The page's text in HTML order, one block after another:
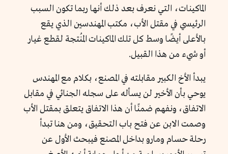
الماكينات، التي نعرف بعد ذلك أنها ربما تكون السبب
الرئيسي في مقتل الأب، مكتب المهندسين الذي يقع
بالأعلى أيضًا وسط كل تلك الماكينات المُنتجة لقطع غيار
أو شيء من هذا القبيل.
يبدأ الأخ الكبير مقابلته في المصنع، بكلام مع المهندس
يوحي بأن الأخير لن يسأله على سجله الجنائي في مقابل
الاتفاق، ونفهم ضمنًا أن هذا الاتفاق يتعلق بمقتل الأب
وصمت الابن عن فتح باب التحقيق، ومن هنا تبدأ
رحلة حسام ومارو بداخل المصنع فيبحث الأول عن